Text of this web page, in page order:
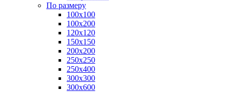
По размеру
100х100
100х200
120х120
150х150
200х200
250х250
250х400
300х300
300х600